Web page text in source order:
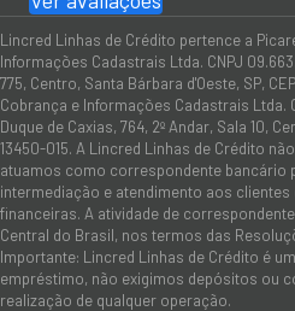
Lincred Linhas de Crédito pertence a
Informações Cadastrais Ltda. CNPJ
775, Centro, Santa Bárbara d'Oeste, SP,
Cobrança e Informações Cadastrais Ltda.
Duque de Caxias, 764, 2º Andar, Sala 10,
13450-015. A Lincred Linhas de Crédito
atuamos como correspondente bancário
intermediação e atendimento aos
financeiras. A atividade de
Central do Brasil, nos termos das
Importante: Lincred Linhas de Crédito é
empréstimo, não exigimos depósitos ou
realização de qualquer operação.